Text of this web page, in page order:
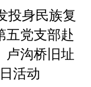
投身民族复
党支部赴
卢沟桥旧址
活动